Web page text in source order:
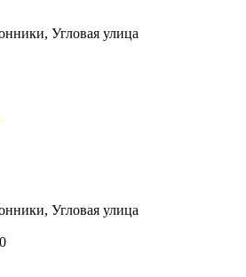
Угловая улица
Угловая улица